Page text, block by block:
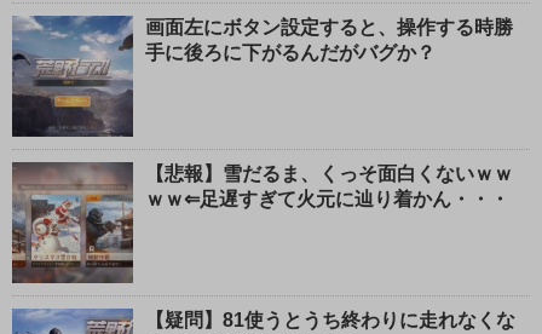
画面左にボタン設定すると、操作する時勝
手に後ろに下がるんだがバグか？
【悲報】雪だるま、くっそ面白くないｗｗ
ｗｗ⇐足遅すぎて火元に辿り着かん・・・
【疑問】81使うとうち終わりに走れなくな